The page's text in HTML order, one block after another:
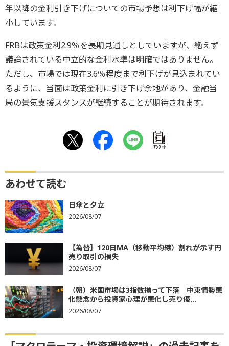
年以降の金利引き下げについての市場予想は利下げ幅が縮
小しています。
FRBは政策金利2.9％を長期見通しとしていますが、絶えず
議論されている中立的な金利水準は明確ではありません。
ただし、市場では現在3.6％程度まで利下げが見込まれてい
るように、当面は政策金利に引き下げ余地があり、金融当
局の景気支援スタンスが継続することが期待されます。
ｱﾝｹｰﾄ
あわせて読む
日傘と夕立
2026/08/07
【為替】120日MA（移動平均線）割れが示す円
売り取引の損失
2026/08/07
（朝）米国市場は3指数揃って下落 中東情勢悪
化懸念から投資家心理が悪化し売り優...
2026/08/07